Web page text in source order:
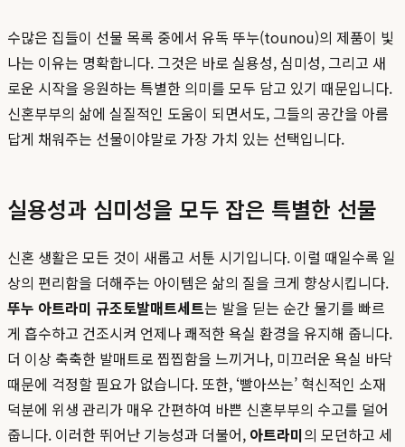
수많은 집들이 선물 목록 중에서 유독 뚜누(tounou)의 제품이 빛
나는 이유는 명확합니다. 그것은 바로 실용성, 심미성, 그리고 새
로운 시작을 응원하는 특별한 의미를 모두 담고 있기 때문입니다.
신혼부부의 삶에 실질적인 도움이 되면서도, 그들의 공간을 아름
답게 채워주는 선물이야말로 가장 가치 있는 선택입니다.
실용성과 심미성을 모두 잡은 특별한 선물
신혼 생활은 모든 것이 새롭고 서툰 시기입니다. 이럴 때일수록 일
상의 편리함을 더해주는 아이템은 삶의 질을 크게 향상시킵니다.
뚜누 아트라미 규조토발매트세트는 발을 딛는 순간 물기를 빠르
게 흡수하고 건조시켜 언제나 쾌적한 욕실 환경을 유지해 줍니다.
더 이상 축축한 발매트로 찝찝함을 느끼거나, 미끄러운 욕실 바닥
때문에 걱정할 필요가 없습니다. 또한, ‘빨아쓰는’ 혁신적인 소재
덕분에 위생 관리가 매우 간편하여 바쁜 신혼부부의 수고를 덜어
줍니다. 이러한 뛰어난 기능성과 더불어, 아트라미의 모던하고 세